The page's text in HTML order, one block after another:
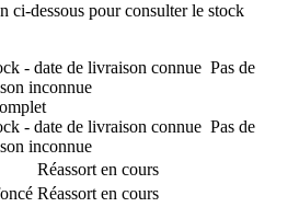
ci-dessous pour consulter le stock
- date de livraison connue Pas de
inconnue
- date de livraison connue Pas de
inconnue
Réassort en cours
Réassort en cours